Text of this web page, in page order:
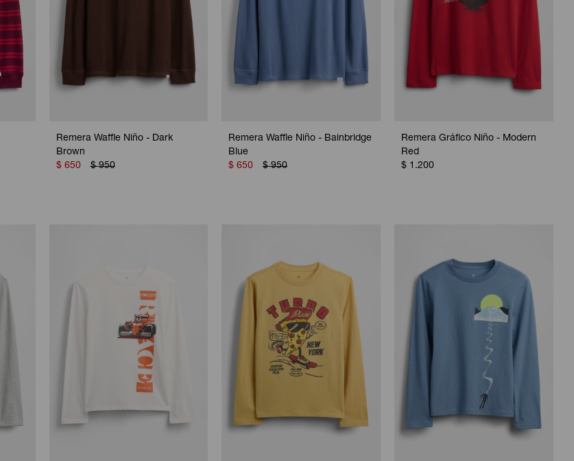
Remera Waffle Niño - Dark
Brown
$ 650 $ 950
Remera Waffle Niño - Bainbridge
Blue
$ 650 $ 950
Remera Gráfico Niño - Modern
Red
$ 1.200